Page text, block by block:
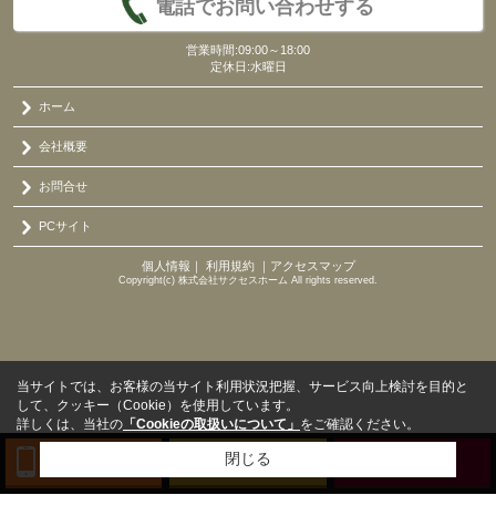
電話でお問い合わせする
営業時間:09:00～18:00
定休日:水曜日
ホーム
会社概要
お問合せ
PCサイト
個人情報 ｜ 利用規約｜ アクセスマップ
Copyright(c) 株式会社サクセスホーム All rights reserved.
来店予約
当サイトでは、お客様の当サイト利用状況把握、サービス向上検討を目的と
して、クッキー（Cookie）を使用しています。
詳しくは、当社の 「Cookieの取扱いについて」 をご確認ください。
閉じる